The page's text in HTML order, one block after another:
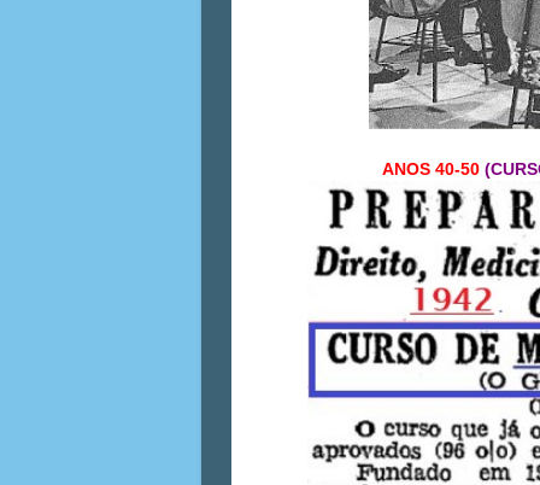
ANOS 40-50(